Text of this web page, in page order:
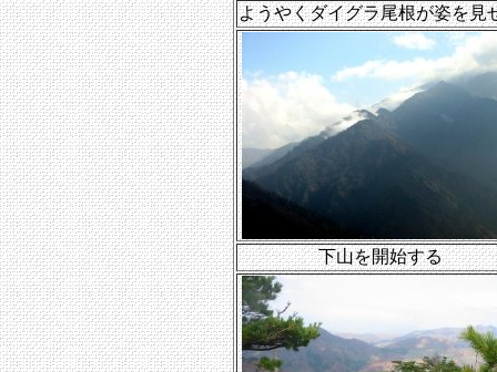
ようやくダイグラ尾根が姿を見
下山を開始する